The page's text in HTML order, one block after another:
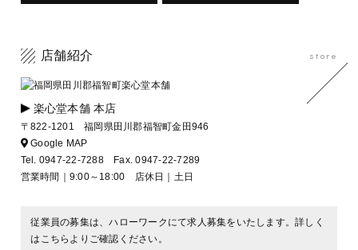
店舗紹介 store
楽心堂本舗 本店
〒822-1201 福岡県田川郡福智町金田946
Google MAP
Tel. 0947-22-7288Fax. 0947-22-7289
営業時間｜9:00～18:00 店休日｜土日
従業員の募集は、ハローワークにて求人募集をいたします。詳しく
はこちらよりご確認ください。